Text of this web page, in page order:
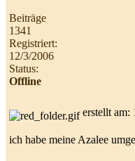
Beiträge
1341
Registriert:
12/3/2006
Status:
Offline
erstellt am:
ich habe meine Azalee